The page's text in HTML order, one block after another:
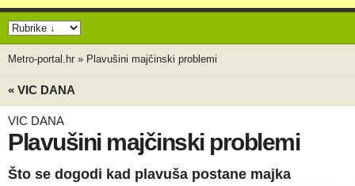
Metro-portal.hr » Plavušini majčinski problemi
« VIC DANA
VIC DANA
Plavušini majčinski problemi
Što se dogodi kad plavuša postane majka